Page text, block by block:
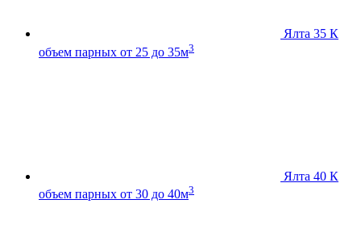
Ялта 35 К
объем парных от 25 до 35м3
Ялта 40 К
объем парных от 30 до 40м3